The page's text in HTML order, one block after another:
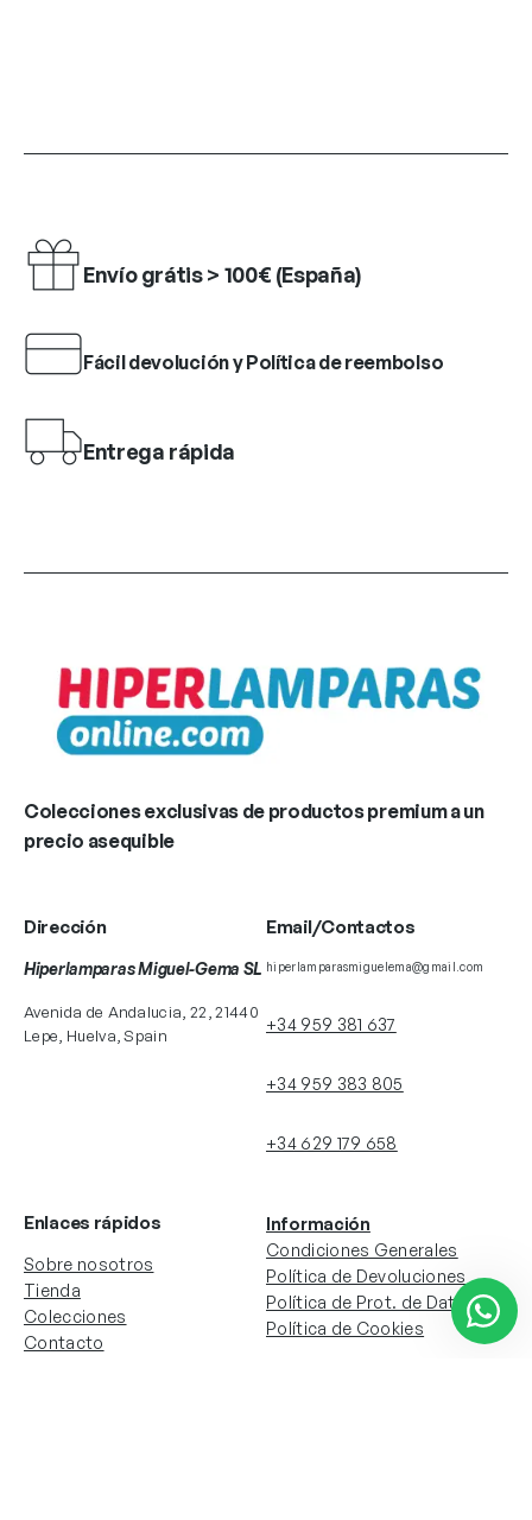
Envío grátis > 100€ (España)
Fácil devolución y Política de reembolso
Entrega rápida
Colecciones exclusivas de productos premium a un
precio asequible
Dirección
Hiperlamparas Miguel-Gema SL
Avenida de Andalucia, 22, 21440
Lepe, Huelva, Spain
Email/Contactos
hiperlamparasmiguelema@gmail.com
+34 959 381 637
+34 959 383 805
+34 629 179 658
Enlaces rápidos
Sobre nosotros
Tienda
Colecciones
Contacto
Información
Condiciones Generales
Política de Devoluciones
Política de Prot. de Datos
Política de Cookies